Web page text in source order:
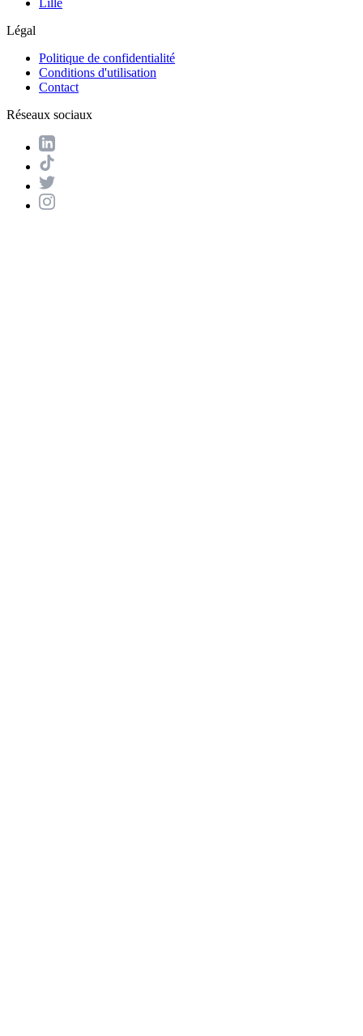
Légal
Politique de confidentialité
Conditions d'utilisation
Contact
Réseaux sociaux